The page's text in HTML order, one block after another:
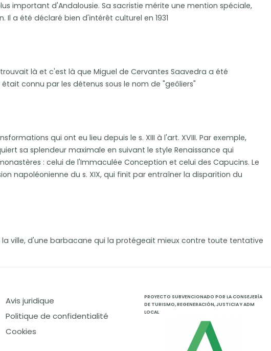
important d'Andalousie. Sa sacristie mérite une mention spéciale,
a été déclaré bien d'intérêt culturel en 1931
là et c'est là que Miguel de Cervantes Saavedra a été
connu par les détenus sous le nom de "geôliers"
qui ont eu lieu depuis le s. XIII à l'art. XVIII. Par exemple,
sa splendeur maximale en suivant le style Renaissance qui
: celui de l'Immaculée Conception et celui des Capucins. Le
napoléonienne du s. XIX, qui finit par entraîner la disparition du
ville, d'une barbacane qui la protégeait mieux contre toute tentative
Avis juridique
Politique de confidentialité
Cookies
PROYECTO SUBVENCIONADO POR LA CONSEJERÍA
DE TURISMO, REGENERACIÓN, JUSTICIA Y ADM
LOCAL